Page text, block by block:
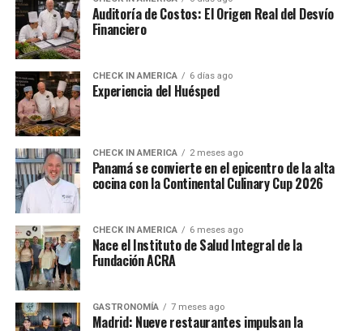
Auditoría de Costos: El Origen Real del Desvío
Financiero
CHECK IN AMERICA 6 días ago
Experiencia del Huésped
CHECK IN AMERICA 2 meses ago
Panamá se convierte en el epicentro de la alta
cocina con la Continental Culinary Cup 2026
CHECK IN AMERICA 6 meses ago
Nace el Instituto de Salud Integral de la
Fundación ACRA
GASTRONOMÍA 7 meses ago
Madrid: Nueve restaurantes impulsan la